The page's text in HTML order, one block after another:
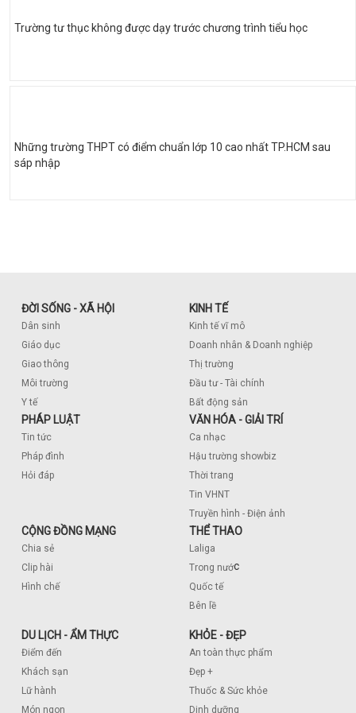
Trường tư thục không được dạy trước chương trình tiểu học
Những trường THPT có điểm chuẩn lớp 10 cao nhất TP.HCM sau
sáp nhập
ĐỜI SỐNG - XÃ HỘI
Dân sinh
Giáo dục
Giao thông
Môi trường
Y tế
KINH TẾ
Kinh tế vĩ mô
Doanh nhân & Doanh nghiệp
Thị trường
Đầu tư - Tài chính
Bất động sản
PHÁP LUẬT
Tin tức
Pháp đình
Hỏi đáp
VĂN HÓA - GIẢI TRÍ
Ca nhạc
Hậu trường showbiz
Thời trang
Tin VHNT
Truyền hình - Điện ảnh
CỘNG ĐỒNG MẠNG
Chia sẻ
Clip hài
Hình chế
THỂ THAO
Laliga
Trong nước
Quốc tế
Bên lề
DU LỊCH - ẨM THỰC
Điểm đến
Khách sạn
Lữ hành
Món ngon
KHỎE - ĐẸP
An toàn thực phẩm
Đẹp +
Thuốc & Sức khỏe
Dinh dưỡng